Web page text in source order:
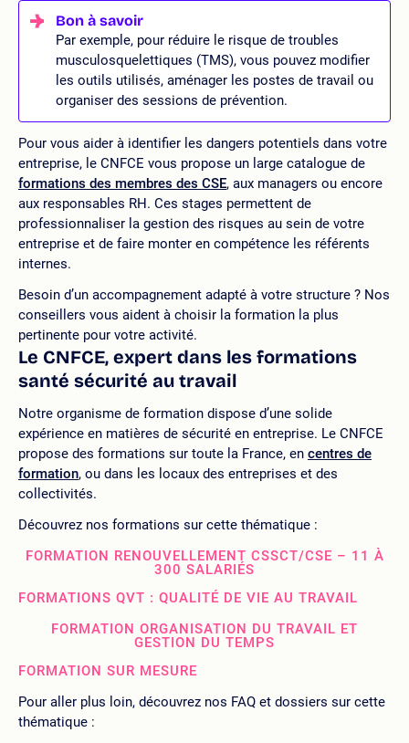
Par exemple, pour réduire le risque de troubles
musculosquelettiques (TMS), vous pouvez modifier
les outils utilisés, aménager les postes de travail ou
organiser des sessions de prévention.
Pour vous aider à identifier les dangers potentiels dans votre
entreprise, le CNFCE vous propose un large catalogue de
formations des membres des CSE, aux managers ou encore
aux responsables RH. Ces stages permettent de
professionnaliser la gestion des risques au sein de votre
entreprise et de faire monter en compétence les référents
internes.
Besoin d’un accompagnement adapté à votre structure ? Nos
conseillers vous aident à choisir la formation la plus
pertinente pour votre activité.
Le CNFCE, expert dans les formations
santé sécurité au travail
Notre organisme de formation dispose d’une solide
expérience en matières de sécurité en entreprise. Le CNFCE
propose des formations sur toute la France, en centres de
formation, ou dans les locaux des entreprises et des
collectivités.
Découvrez nos formations sur cette thématique :
FORMATION RENOUVELLEMENT CSSCT/CSE – 11 À
300 SALARIÉS
FORMATIONS QVT : QUALITÉ DE VIE AU TRAVAIL
FORMATION ORGANISATION DU TRAVAIL ET
GESTION DU TEMPS
FORMATION SUR MESURE
Pour aller plus loin, découvrez nos FAQ et dossiers sur cette
thématique :